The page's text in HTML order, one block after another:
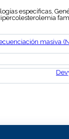
específicas,
masiva